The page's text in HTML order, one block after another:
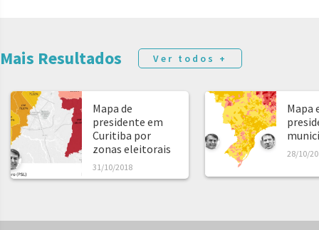
Mais Resultados Ver todos +
Mapa de
presidente em
Curitiba por
zonas eleitorais
31/10/2018
Mapa
28/10/